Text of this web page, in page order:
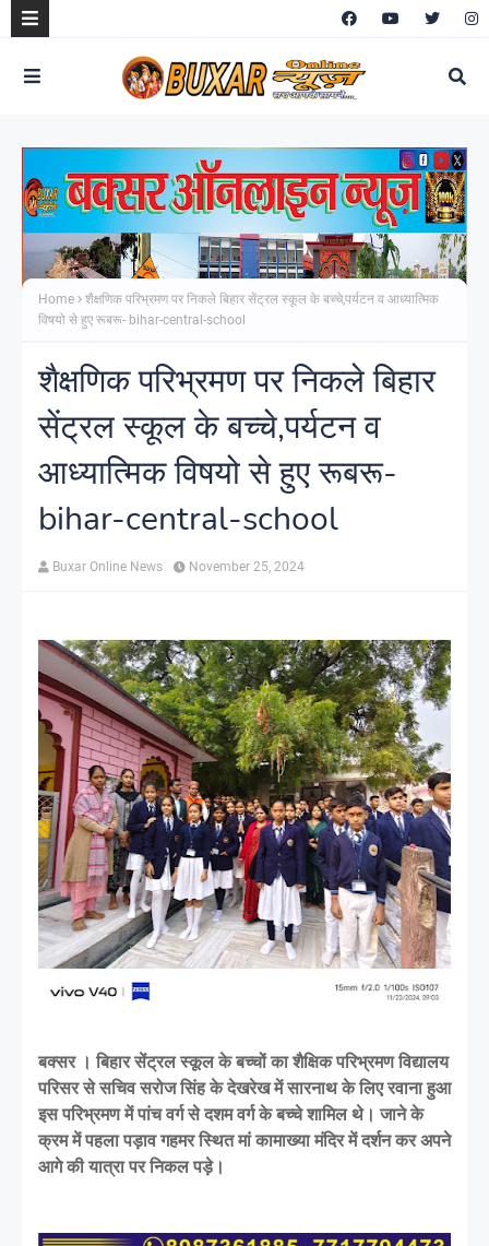
Home
शैक्षणिक परिभ्रमण पर निकले बिहार सेंट्रल स्कूल के बच्चे,पर्यटन व आध्यात्मिक
विषयो से हुए रूबरू- bihar-central-school
शैक्षणिक परिभ्रमण पर निकले बिहार
सेंट्रल स्कूल के बच्चे,पर्यटन व
आध्यात्मिक विषयो से हुए रूबरू-
bihar-central-school
Buxar Online News November 25, 2024
बक्सर । बिहार सेंट्रल स्कूल के बच्चों का शैक्षिक परिभ्रमण विद्यालय
परिसर से सचिव सरोज सिंह के देखरेख में सारनाथ के लिए रवाना हुआ
इस परिभ्रमण में पांच वर्ग से दशम वर्ग के बच्चे शामिल थे। जाने के
क्रम में पहला पड़ाव गहमर स्थित मां कामाख्या मंदिर में दर्शन कर अपने
आगे की यात्रा पर निकल पड़े।